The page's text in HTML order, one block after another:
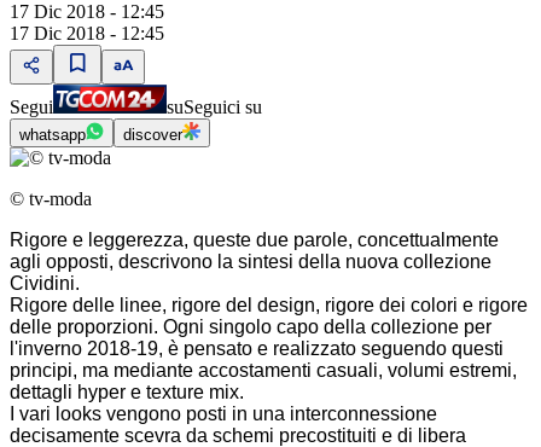
17 Dic 2018 - 12:45
17 Dic 2018 - 12:45
Segui suSeguici su
whatsapp discover
© tv-moda
Rigore e leggerezza, queste due parole, concettualmente
agli opposti, descrivono la sintesi della nuova collezione
Cividini.
Rigore delle linee, rigore del design, rigore dei colori e rigore
delle proporzioni. Ogni singolo capo della collezione per
l'inverno 2018-19, è pensato e realizzato seguendo questi
principi, ma mediante accostamenti casuali, volumi estremi,
dettagli hyper e texture mix.
I vari looks vengono posti in una interconnessione
decisamente scevra da schemi precostituiti e di libera